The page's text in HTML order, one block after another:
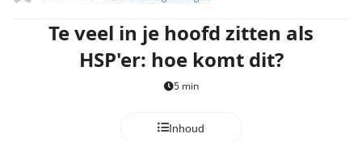
Te veel in je hoofd zitten als
HSP'er: hoe komt dit?
5 min
Inhoud